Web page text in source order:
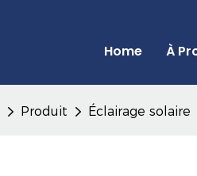
Home À
Produit Éclairage solaire